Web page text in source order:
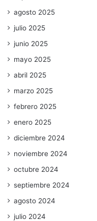
agosto 2025
julio 2025
junio 2025
mayo 2025
abril 2025
marzo 2025
febrero 2025
enero 2025
diciembre 2024
noviembre 2024
octubre 2024
septiembre 2024
agosto 2024
julio 2024